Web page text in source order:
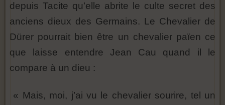
depuis Tacite qu’elle abrite le culte secret des
anciens dieux des Germains. Le Chevalier de
Dürer pourrait bien être un chevalier païen ce
que laisse entendre Jean Cau quand il le
compare à un dieu :
« Mais, moi, j’ai vu le chevalier sourire, tel un